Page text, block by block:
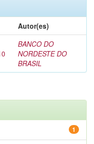
Autor(es)
BANCO DO
NORDESTE DO
BRASIL
1